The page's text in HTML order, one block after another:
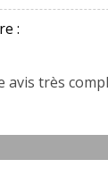
:
avis très